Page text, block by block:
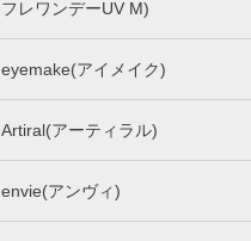
フレワンデーUV M)
eyemake(アイメイク)
Artiral(アーティラル)
envie(アンヴィ)